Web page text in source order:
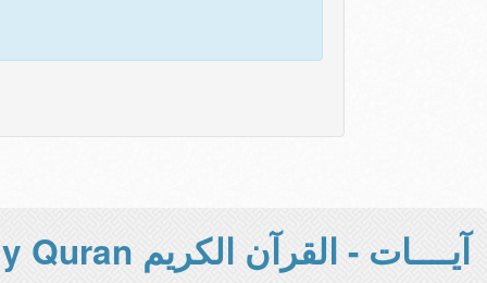
آيــــات - القرآن الكريم Holy Quran -